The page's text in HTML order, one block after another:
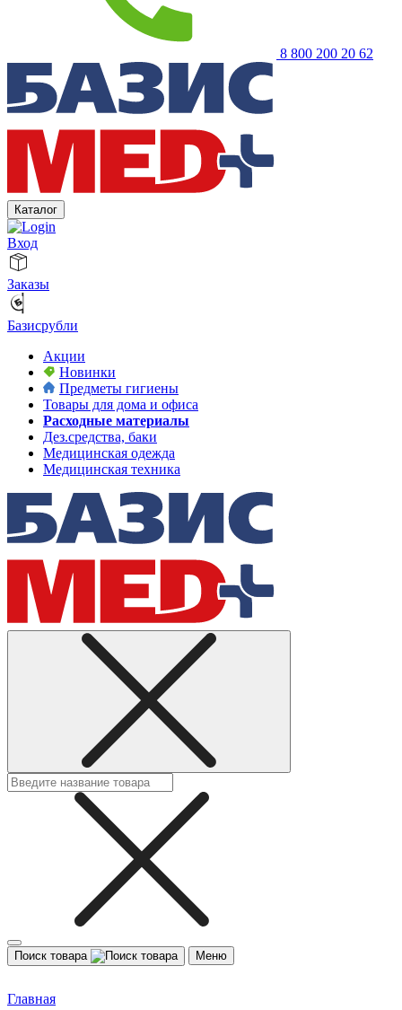
8 800 200 20 62
Каталог
Вход
Заказы
Базисрубли
Акции
Новинки
Предметы гигиены
Товары для дома и офиса
Расходные материалы
Дез.средства, баки
Медицинская одежда
Медицинская техника
Поиск товара Меню
Главная